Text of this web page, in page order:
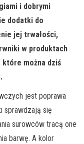
i dobrymi
dodatki do
jej trwałości,
w produktach
które można dziś
jest poprawa
sprawdzają się
surowców tracą one
barwę. A kolor